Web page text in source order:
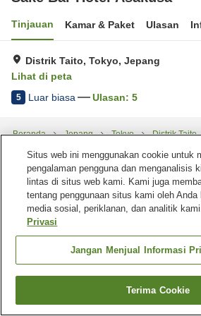
Tinjauan Kamar & Paket Ulasan
Distrik Taito, Tokyo, Jepang
Lihat di peta
5 Luar biasa Ulasan: 5
Beranda Jepang Tokyo
Distrik Taito
Cari kamar
Situs web ini menggunakan cookie untuk
pengalaman pengguna dan menganalisis
lintas di situs web kami. Kami juga
tentang penggunaan situs kami oleh Anda
media sosial, periklanan, dan analitik
Privasi
Jangan Menjual Informasi
Terima Cookie